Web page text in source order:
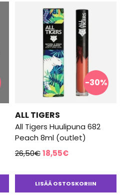
-30%
ALL TIGERS
All Tigers Huulipuna 682
Peach 8ml (outlet)
26,50€Alkuperäinen
oli:
26,50€.
18,55€Nykyinen
on:
18,55€.
LISÄÄ OSTOSKORIIN